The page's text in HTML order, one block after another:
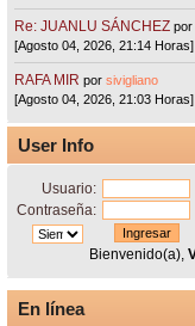
Re: JUANLU SÁNCHEZ
[Agosto 04, 2026, 21:14 Horas]
RAFA MIR porsivigliano
[Agosto 04, 2026, 21:03 Horas]
User Info
Usuario:
Contraseña:
Bienvenido(a),
En línea